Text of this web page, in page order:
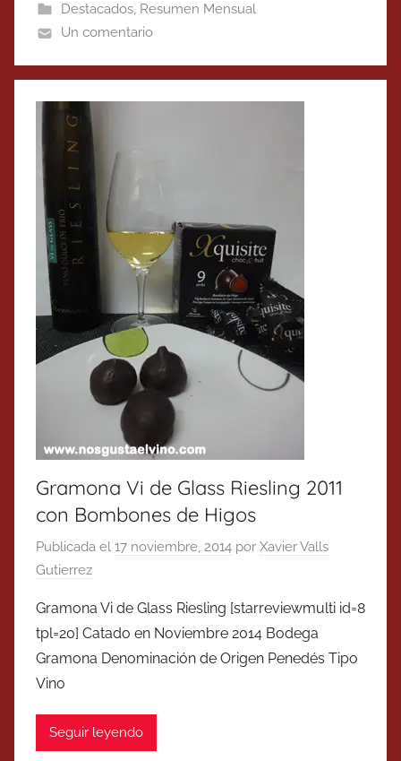
Destacados, Resumen Mensual
Un comentario
Gramona Vi de Glass Riesling 2011
con Bombones de Higos
Publicada el 17 noviembre, 2014 por Xavier Valls
Gutierrez
Gramona Vi de Glass Riesling [starreviewmulti id=8
tpl=20] Catado en Noviembre 2014 Bodega
Gramona Denominación de Origen Penedés Tipo
Vino
Seguir leyendo